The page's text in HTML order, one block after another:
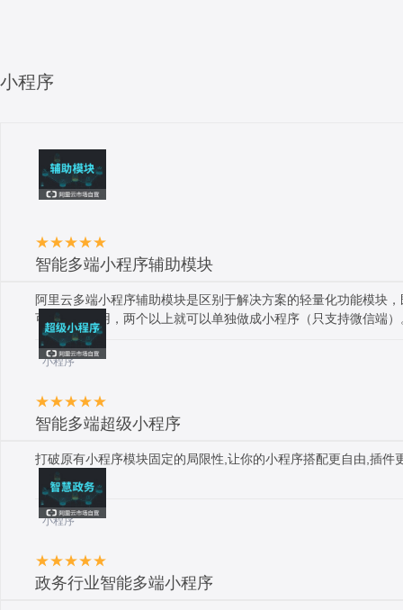
小程序
智能多端小程序辅助模块
阿里云多端小程序辅助模块是区别于解决方案的轻量化功能模块
可以单独使用，两个以上就可以单独做成小程序（只支持微信端）
小程序
智能多端超级小程序
打破原有小程序模块固定的局限性,让你的小程序搭配更自由,插
小程序
政务行业智能多端小程序